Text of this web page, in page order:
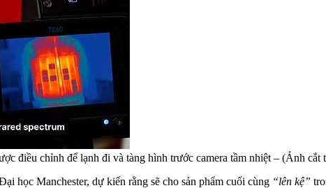
điều chỉnh để lạnh đi và tàng hình trước camera tầm nhiệt – (Ảnh cắt
học Manchester, dự kiến rằng sẽ cho sản phẩm cuối cùng “lên kệ”